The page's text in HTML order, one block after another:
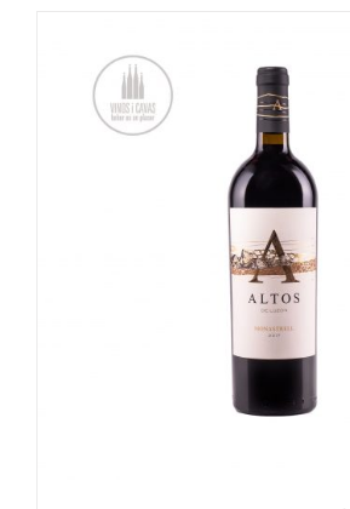
OPTIES SELECTEREN